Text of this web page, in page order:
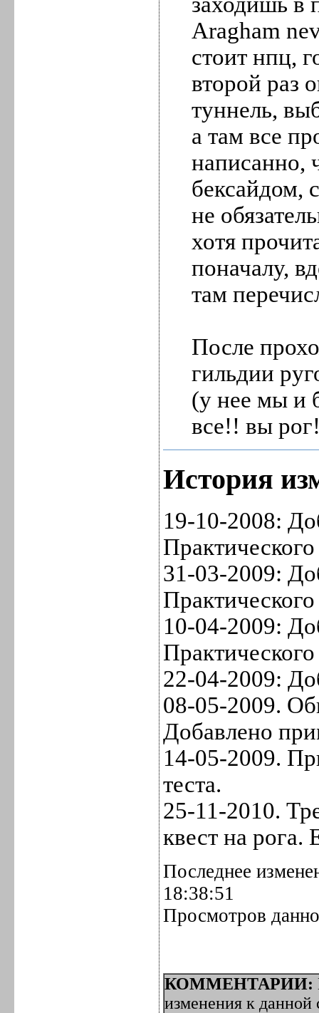
Aragham
стоит нпц,
второй раз
туннель,
а там все
написанно,
бексайдом,
не
хотя
поначалу,
там
После
гильдии
(у нее мы и
все!! вы
История
19-10-2008:
31-03-2009:
10-04-2009:
22-04-2009:
08-05-2009.
Добавлено
14-05-2009.
теста.
25-11-2010.
квест на рога.
Последнее
18:38:51
Просмотров
КОММЕНТАРИИ:
изменения к данной